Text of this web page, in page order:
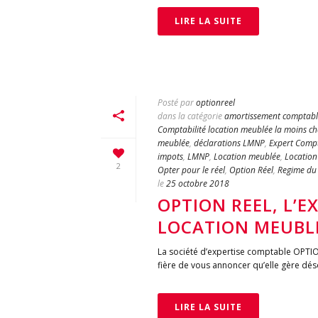
LIRE LA SUITE
2
Posté paroptionreel
dans la catégorieamortissement
Comptabilité location meublée la moins
meublée, déclarations LMNP, Expert
impots, LMNP, Location meublée,
Opter pour le réel, Option Réel, Regime
le25 octobre 2018
OPTION REEL,
LOCATION
La société d’expertise comptable
fière de vous annoncer qu’elle gère
LIRE LA SUITE